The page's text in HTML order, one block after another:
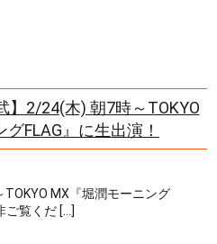
】2/24(木) 朝7時～TOKYO
FLAG』に生出演！
MX『堀潤モーニング
ご覧くだ […]